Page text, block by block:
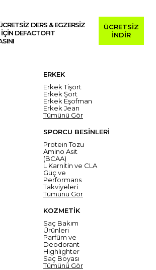
DERS & EGZERSİZ
DEFACTOFIT
ÜCRETSİZ
İNDİR
ERKEK
Erkek Tişört
Erkek Şort
Erkek Eşofman
Erkek Jean
Tümünü Gör
SPORCU BESİNLERİ
Protein Tozu
Amino Asit
(BCAA)
L Karnitin ve CLA
Güç ve
Performans
Takviyeleri
Tümünü Gör
KOZMETİK
Saç Bakım
Ürünleri
Parfüm ve
Deodorant
Highlighter
Saç Boyası
Tümünü Gör